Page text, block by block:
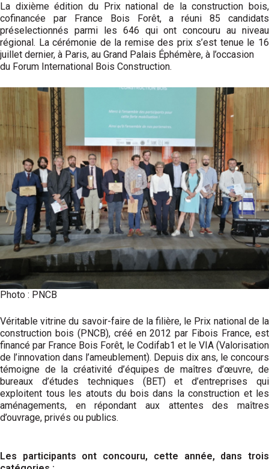
La dixième édition du Prix national de la construction bois,
cofinancée par France Bois Forêt, a réuni 85 candidats
préselectionnés parmi les 646 qui ont concouru au niveau
régional. La cérémonie de la remise des prix s’est tenue le 16
juillet dernier, à Paris, au Grand Palais Éphémère, à l’occasion
du Forum International Bois Construction.
Photo : PNCB
Véritable vitrine du savoir-faire de la filière, le Prix national de la
construction bois (PNCB), créé en 2012 par Fibois France, est
financé par France Bois Forêt, le Codifab1 et le VIA (Valorisation
de l’innovation dans l’ameublement). Depuis dix ans, le concours
témoigne de la créativité d’équipes de maîtres d’œuvre, de
bureaux d’études techniques (BET) et d’entreprises qui
exploitent tous les atouts du bois dans la construction et les
aménagements, en répondant aux attentes des maîtres
d’ouvrage, privés ou publics.
Les participants ont concouru, cette année, dans trois